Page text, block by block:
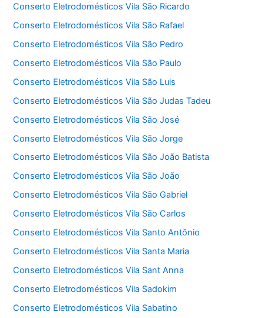
Conserto Eletrodomésticos Vila São Ricardo
Conserto Eletrodomésticos Vila São Rafael
Conserto Eletrodomésticos Vila São Pedro
Conserto Eletrodomésticos Vila São Paulo
Conserto Eletrodomésticos Vila São Luis
Conserto Eletrodomésticos Vila São Judas Tadeu
Conserto Eletrodomésticos Vila São José
Conserto Eletrodomésticos Vila São Jorge
Conserto Eletrodomésticos Vila São João Batista
Conserto Eletrodomésticos Vila São João
Conserto Eletrodomésticos Vila São Gabriel
Conserto Eletrodomésticos Vila São Carlos
Conserto Eletrodomésticos Vila Santo Antônio
Conserto Eletrodomésticos Vila Santa Maria
Conserto Eletrodomésticos Vila Sant Anna
Conserto Eletrodomésticos Vila Sadokim
Conserto Eletrodomésticos Vila Sabatino